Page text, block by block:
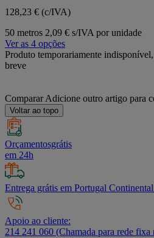
128,23 € (c/IVA)
50 metros 2,09 € s/IVA por unidade
Ver as 4 opções
Produto temporariamente
breve
Comparar Adicione outro artigo para
Voltar ao topo
Orçamentosgrátis
em 24h
Entrega grátis em Portugal
Apoio ao cliente:
214 241 060 (Chamada para rede fixa